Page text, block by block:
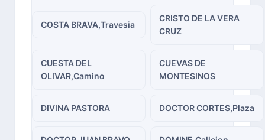
COSTA BRAVA,Travesia
CRISTO DE LA VERA
CRUZ
CUESTA DEL
OLIVAR,Camino
CUEVAS DE
MONTESINOS
DIVINA PASTORA DOCTOR CORTES,Plaza